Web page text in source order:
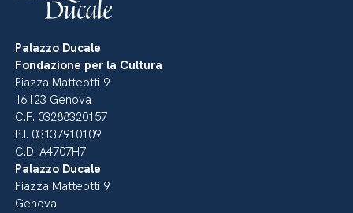
Palazzo Ducale
Fondazione per la Cultura
Piazza Matteotti 9
16123 Genova
C.F. 03288320157
P.I. 03137910109
C.D. A4707H7
Palazzo Ducale
Piazza Matteotti 9
Genova